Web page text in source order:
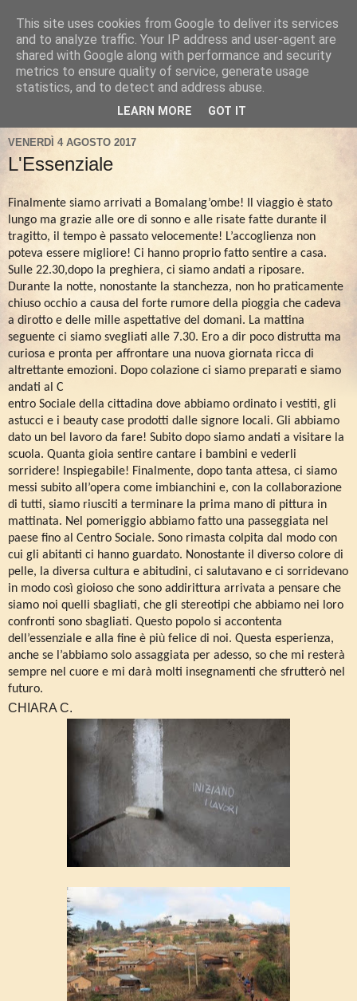
VENERDÌ 4 AGOSTO 2017
L'Essenziale
Finalmente siamo arrivati a Bomalang’ombe! Il viaggio è stato
lungo ma grazie alle ore di sonno e alle risate fatte durante il
tragitto, il tempo è passato velocemente! L’accoglienza non
poteva essere migliore! Ci hanno proprio fatto sentire a casa.
Sulle 22.30,dopo la preghiera, ci siamo andati a riposare.
Durante la notte, nonostante la stanchezza, non ho praticamente
chiuso occhio a causa del forte rumore della pioggia che cadeva
a dirotto e delle mille aspettative del domani. La mattina
seguente ci siamo svegliati alle 7.30. Ero a dir poco distrutta ma
curiosa e pronta per affrontare una nuova giornata ricca di
altrettante emozioni. Dopo colazione ci siamo preparati e siamo
andati al C
entro Sociale della cittadina dove abbiamo ordinato i vestiti, gli
astucci e i beauty case prodotti dalle signore locali. Gli abbiamo
dato un bel lavoro da fare! Subito dopo siamo andati a visitare la
scuola. Quanta gioia sentire cantare i bambini e vederli
sorridere! Inspiegabile! Finalmente, dopo tanta attesa, ci siamo
messi subito all’opera come imbianchini e, con la collaborazione
di tutti, siamo riusciti a terminare la prima mano di pittura in
mattinata. Nel pomeriggio abbiamo fatto una passeggiata nel
paese fino al Centro Sociale. Sono rimasta colpita dal modo con
cui gli abitanti ci hanno guardato. Nonostante il diverso colore di
pelle, la diversa cultura e abitudini, ci salutavano e ci sorridevano
in modo così gioioso che sono addirittura arrivata a pensare che
siamo noi quelli sbagliati, che gli stereotipi che abbiamo nei loro
confronti sono sbagliati. Questo popolo si accontenta
dell’essenziale e alla fine è più felice di noi. Questa esperienza,
anche se l’abbiamo solo assaggiata per adesso, so che mi resterà
sempre nel cuore e mi darà molti insegnamenti che sfrutterò nel
futuro.
CHIARA C.
This site uses cookies from Google to deliver its services
and to analyze traffic. Your IP address and user-agent are
shared with Google along with performance and security
metrics to ensure quality of service, generate usage
statistics, and to detect and address abuse.
LEARN MORE GOT IT